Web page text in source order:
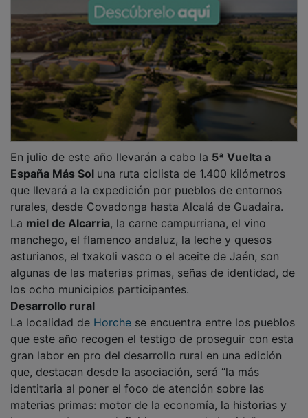
España Más Soluna ruta ciclista de 1.400 kilómetros
que llevará a la expedición por pueblos de entornos
rurales, desde Covadonga hasta Alcalá de Guadaira.
Lamiel de Alcarria, la carne campurriana, el vino
manchego, el flamenco andaluz, la leche y quesos
asturianos, el txakoli vasco o el aceite de Jaén, son
algunas de las materias primas, señas de identidad, de
los ocho municipios participantes.
Desarrollo rural
La localidad deHorche
que este año recogen el testigo de proseguir con esta
gran labor en pro del desarrollo rural en una edición
que, destacan desde la asociación, será “la más
identitaria al poner el foco de atención sobre las
materias primas: motor de la economía, la historias y
las costumbres, en definitiva, motor de la vida”.